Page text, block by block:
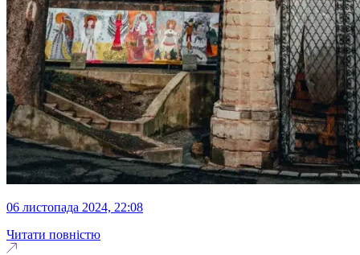
06 листопада 2024, 22:08
Читати повністю